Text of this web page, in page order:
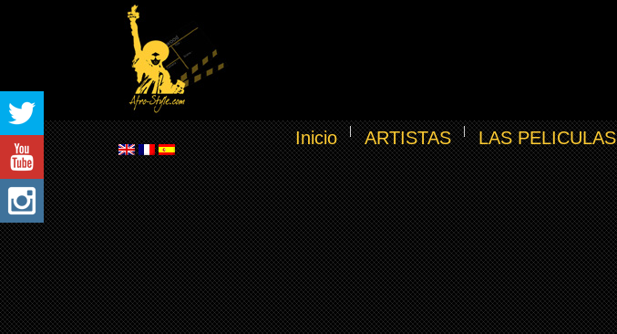
Inicio ARTISTAS LAS PELICULAS